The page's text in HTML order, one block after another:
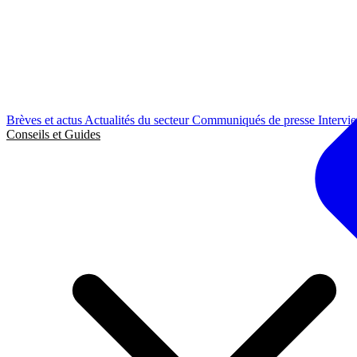
Brèves et actus Actualités du secteurCommuniqués de presse
Conseils et Guides